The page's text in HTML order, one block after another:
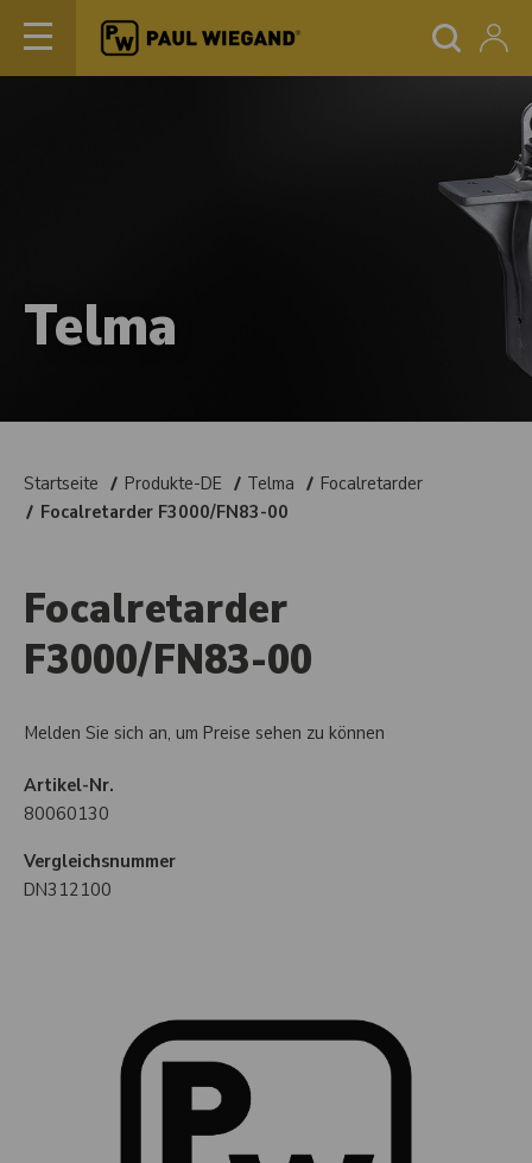
Telma
Startseite Produkte-DE Telma
Focalretarder
Focalretarder F3000/FN83-00
Focalretarder
F3000/FN83-00
Melden Sie sich an, um Preise sehen zu können
Artikel-Nr.
80060130
Vergleichsnummer
DN312100